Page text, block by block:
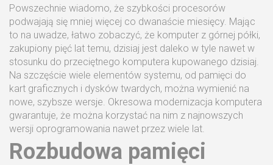
Powszechnie wiadomo, że szybkości procesorów
podwajają się mniej więcej co dwanaście miesięcy. Mając
to na uwadze, łatwo zobaczyć, że komputer z górnej półki,
zakupiony pięć lat temu, dzisiaj jest daleko w tyle nawet w
stosunku do przeciętnego komputera kupowanego dzisiaj.
Na szczęście wiele elementów systemu, od pamięci do
kart graficznych i dysków twardych, można wymienić na
nowe, szybsze wersje. Okresowa modernizacja komputera
gwarantuje, że można korzystać na nim z najnowszych
wersji oprogramowania nawet przez wiele lat.
Rozbudowa pamięci